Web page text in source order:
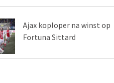
Ajax koploper na winst op
Fortuna Sittard